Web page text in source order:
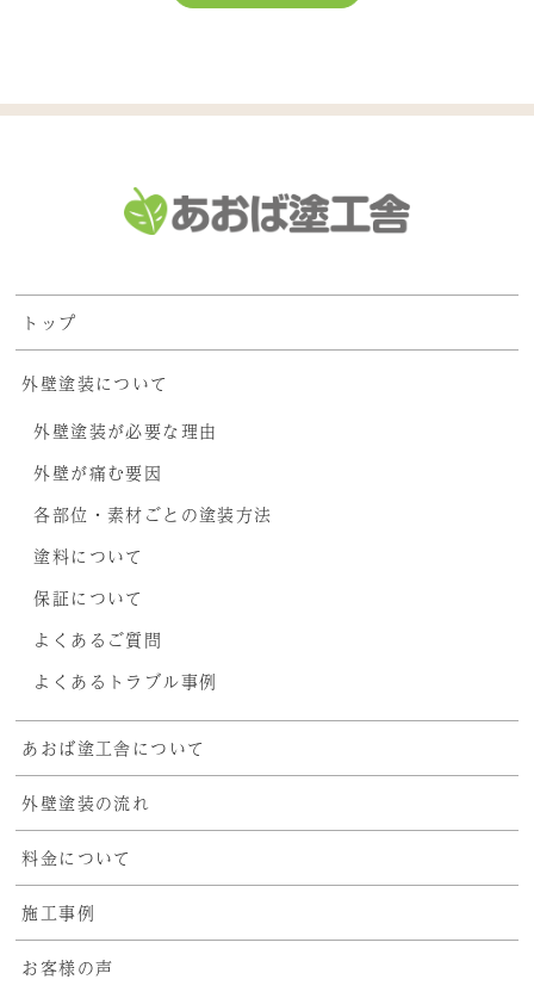
トップ
外壁塗装について
外壁塗装が必要な理由
外壁が痛む要因
各部位・素材ごとの塗装方法
塗料について
保証について
よくあるご質問
よくあるトラブル事例
あおば塗工舎について
外壁塗装の流れ
料金について
施工事例
お客様の声